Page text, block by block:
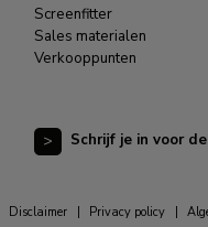
Screenfitter
Sales materialen
Verkooppunten
Schrijf je in voor
Disclaimer | Privacy policy |